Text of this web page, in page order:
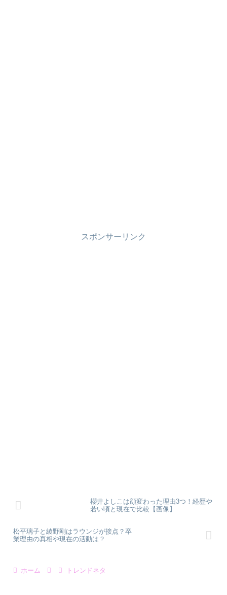
スポンサーリンク
櫻井よしこは顔変わった理由3つ！経歴や
若い頃と現在で比較【画像】
松平璃子と綾野剛はラウンジが接点？卒
業理由の真相や現在の活動は？
ホーム トレンドネタ